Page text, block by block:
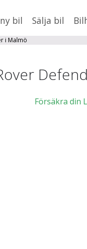
bil Sälja bil
i Malmö
Försäkra din